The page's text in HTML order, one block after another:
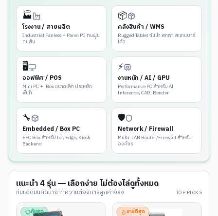
🏭
โรงงาน / สายผลิต
Industrial Fanless + Panel PC ทนฝุ่น
ทนสั่น
📦
คลังสินค้า / WMS
Rugged Tablet กันน้ำ พกพา สแกนบาร์
โค้ด
🖥️
ออฟฟิศ / POS
Mini PC + iBox ขนาดเล็ก ประหยัด
พื้นที่
⚡
งานหนัก / AI / GPU
Performance PC สำหรับ AI
Inference, CAD, Render
🔧
Embedded / Box PC
EPC Box สำหรับ IoT, Edge, Kiosk
Backend
🛡️
Network / Firewall
Multi-LAN Router/Firewall สำหรับ
องค์กร
แนะนำ 4 รุ่น — เลือกง่าย ไม่ต้องไล่ดูทั้งหมด
ทีมแอดมินคัดมาจากความต้องการลูกค้าจริง TOP PICKS
คุ้มสุด ขายดีสุด